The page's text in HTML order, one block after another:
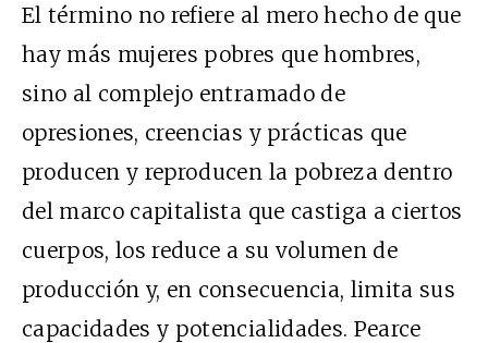
El término no refiere al mero hecho de que
hay más mujeres pobres que hombres,
sino al complejo entramado de
opresiones, creencias y prácticas que
producen y reproducen la pobreza dentro
del marco capitalista que castiga a ciertos
cuerpos, los reduce a su volumen de
producción y, en consecuencia, limita sus
capacidades y potencialidades. Pearce